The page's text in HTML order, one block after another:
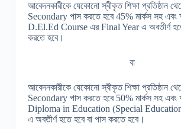
আবেদনকারীকে যেকোনো স্বীকৃত শিক্ষা প্রতিষ্ঠান
Secondary পাস করতে হবে 45% মার্কস সহ এবং
D.El.Ed Course এর Final Year এ অবতীর্ণ হতে
করতে হবে।
বা
আবেদনকারীকে যেকোনো স্বীকৃত শিক্ষা প্রতিষ্ঠান
Secondary পাস করতে হবে 50% মার্কস সহ এবং
Diploma in Education (Special
এ অবতীর্ণ হতে হবে বা পাস করতে হবে।